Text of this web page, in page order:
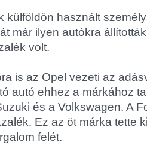
külföldön használt
már ilyen autókra
volt.
is az Opel vezeti az
autó ehhez a márkához
és a Volkswagen. A
Ez az öt márka tette
felét.